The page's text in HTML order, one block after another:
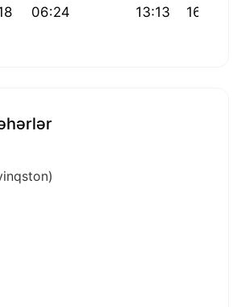
06:24 13:13 16:57